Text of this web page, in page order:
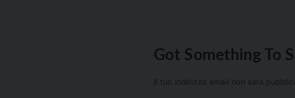
Got Something To
Il tuo indirizzo email non sarà